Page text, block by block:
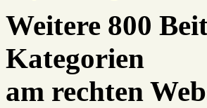
Weitere 800
Kategorien
am rechten